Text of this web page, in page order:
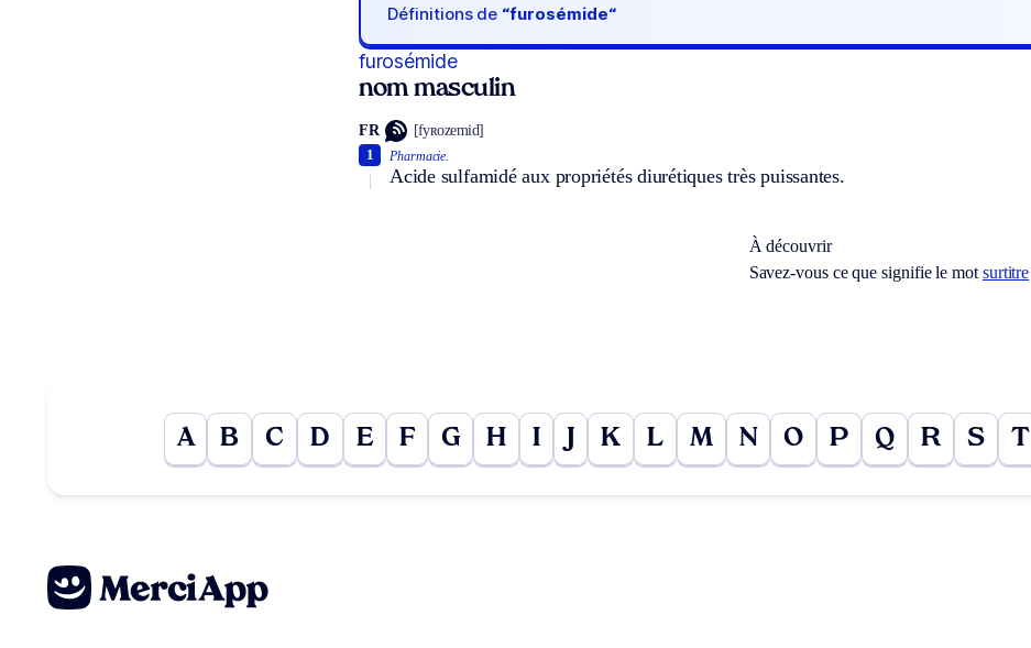
Définitions de “furosémide“
furosémide
nom masculin
FR [fyʀozemid]
Pharmacie.
Acide sulfamidé aux propriétés diurétiques très puissantes.
1
À découvrir
Savez-vous ce que signifie le mot surtitre
A B C D E F G H I K L M N O P Q R S T